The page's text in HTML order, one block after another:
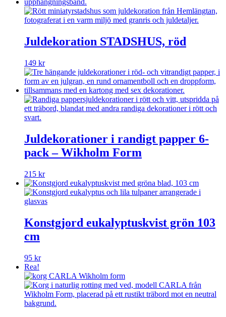
Juldekoration STADSHUS, röd
149 kr
Juldekorationer i randigt papper 6-
pack – Wikholm Form
215 kr
Konstgjord eukalyptuskvist grön 103
cm
95 kr
Rea!